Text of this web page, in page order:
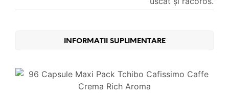
INFORMATII SUPLIMENTARE